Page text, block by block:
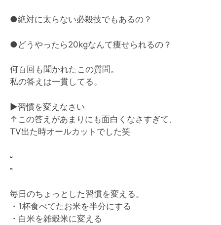
●絶対に太らない必殺技でもあるの？
●どうやったら20kgなんて痩せられるの？
何百回も聞かれたこの質問。
私の答えは一貫してる。
▶️習慣を変えなさい
↑この答えがあまりにも面白くなさすぎて、
TV出た時オールカットでした笑
▫️
▫️
毎日のちょっとした習慣を変える。
・1杯食べてたお米を半分にする
・白米を雑穀米に変える